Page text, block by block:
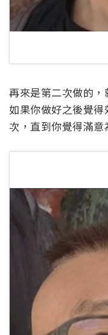
再來是第二次做的
如果你做好之後覺
次，直到你覺得滿意